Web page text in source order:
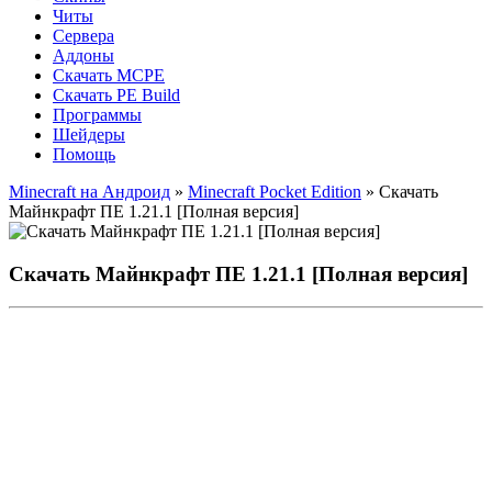
Читы
Сервера
Аддоны
Скачать MCPE
Скачать PE Build
Программы
Шейдеры
Помощь
Minecraft на Андроид » Minecraft Pocket Edition » Скачать
Майнкрафт ПЕ 1.21.1 [Полная версия]
Скачать Майнкрафт ПЕ 1.21.1 [Полная версия]